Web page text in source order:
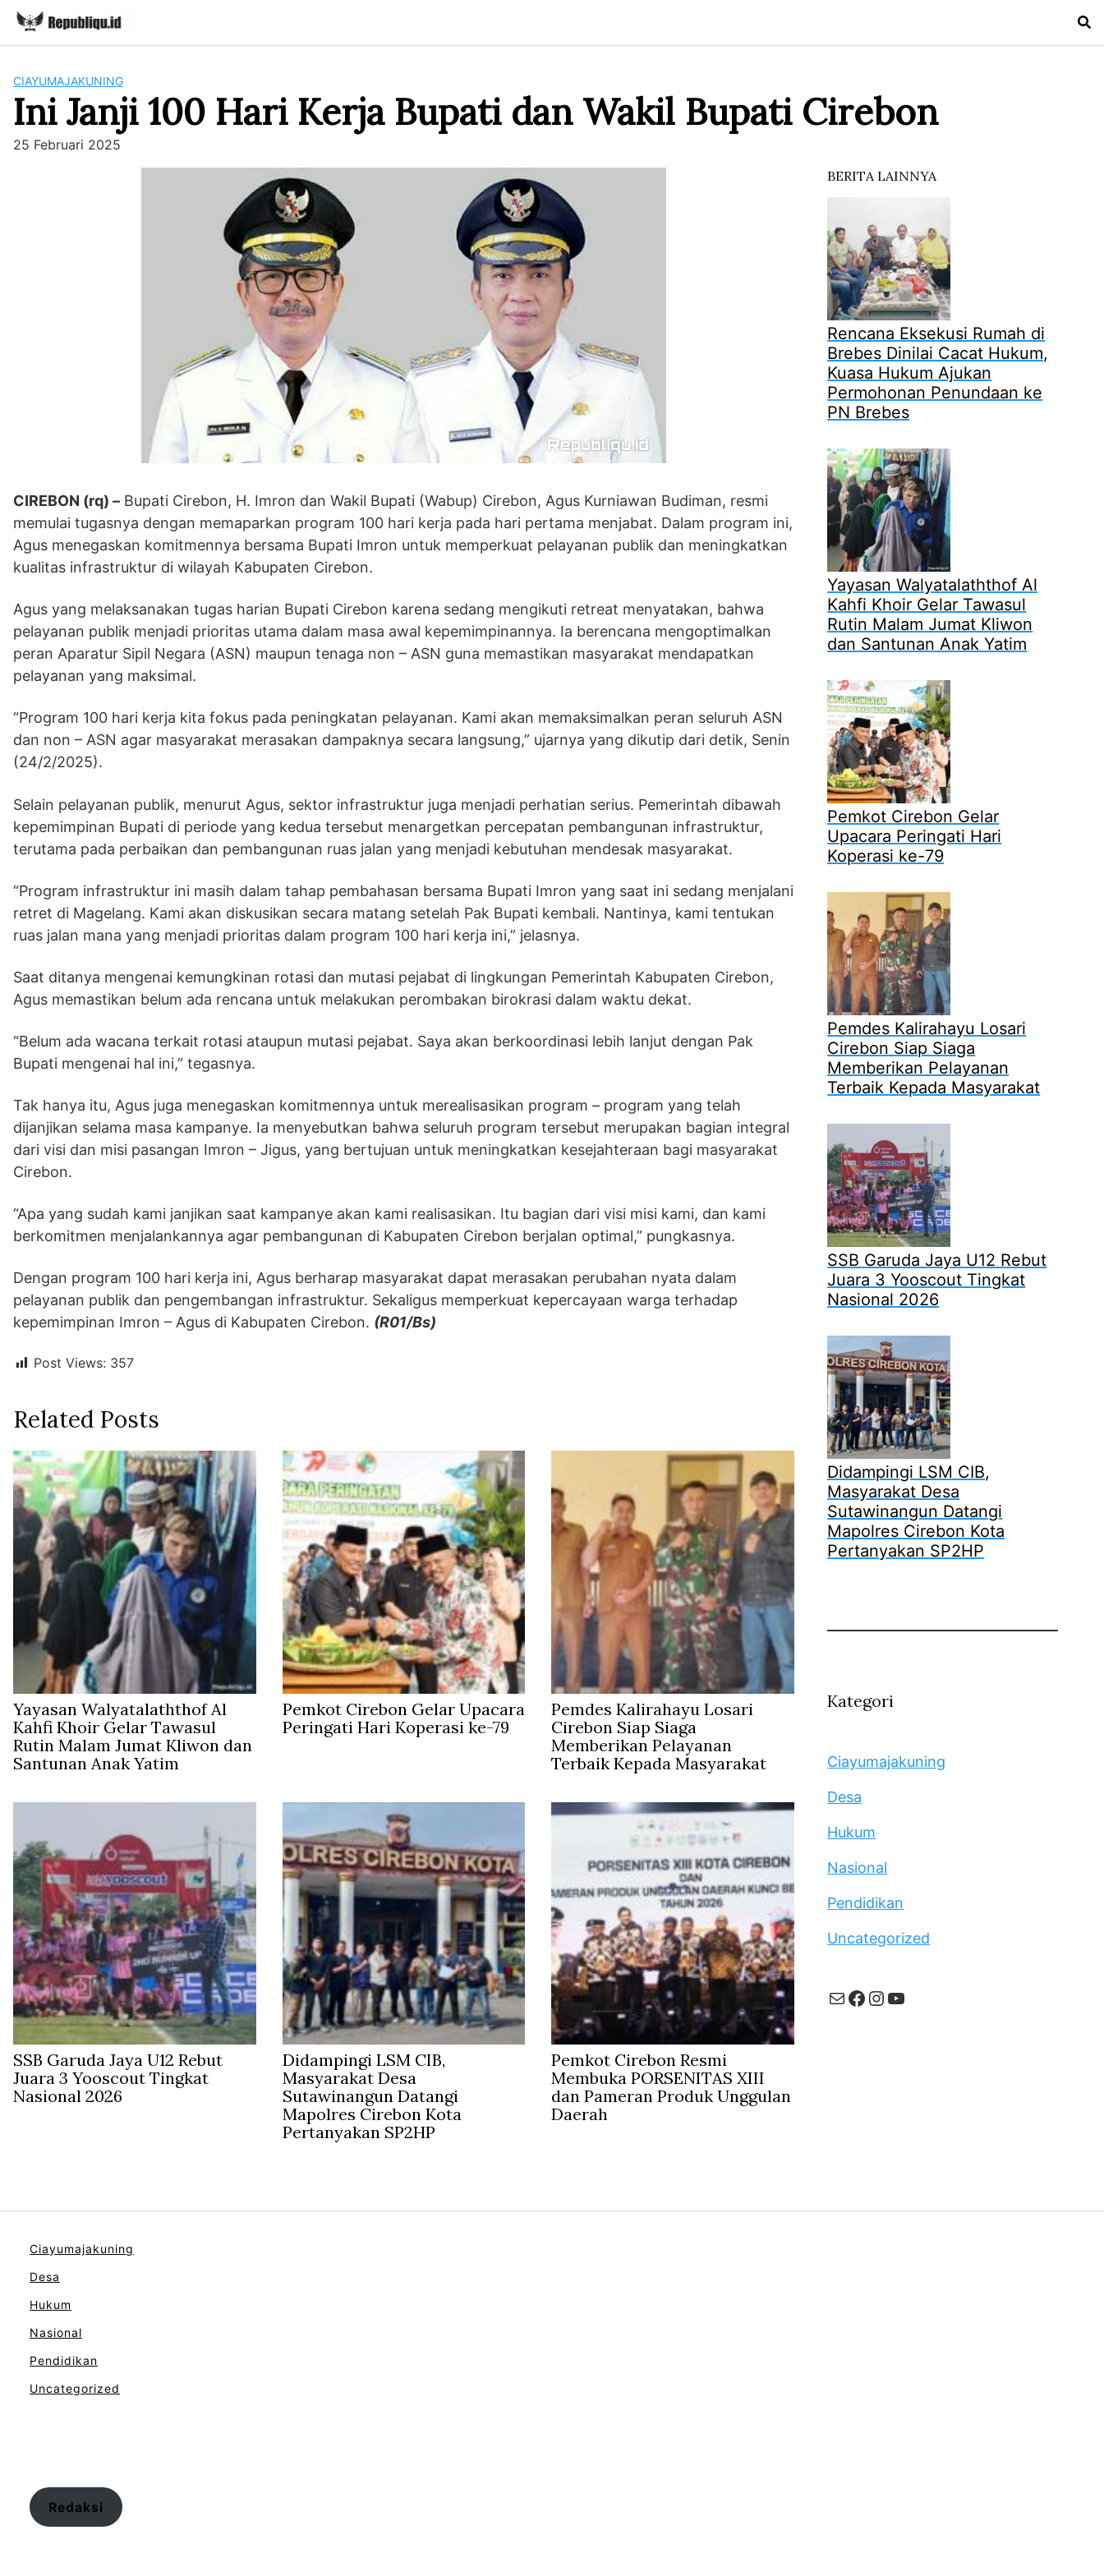
Skip
content
CIAYUMAJAKUNING
Ini Janji 100 Hari Kerja Bupati dan Wakil Bupati Cirebon
25 Februari 2025
CIREBON (rq) – Bupati Cirebon, H. Imron dan Wakil Bupati (Wabup) Cirebon, Agus Kurniawan Budiman, resmi
memulai tugasnya dengan memaparkan program 100 hari kerja pada hari pertama menjabat. Dalam program ini,
Agus menegaskan komitmennya bersama Bupati Imron untuk memperkuat pelayanan publik dan meningkatkan
kualitas infrastruktur di wilayah Kabupaten Cirebon.
Agus yang melaksanakan tugas harian Bupati Cirebon karena sedang mengikuti retreat menyatakan, bahwa
pelayanan publik menjadi prioritas utama dalam masa awal kepemimpinannya. Ia berencana mengoptimalkan
peran Aparatur Sipil Negara (ASN) maupun tenaga non – ASN guna memastikan masyarakat mendapatkan
pelayanan yang maksimal.
“Program 100 hari kerja kita fokus pada peningkatan pelayanan. Kami akan memaksimalkan peran seluruh ASN
dan non – ASN agar masyarakat merasakan dampaknya secara langsung,” ujarnya yang dikutip dari detik, Senin
(24/2/2025).
Selain pelayanan publik, menurut Agus, sektor infrastruktur juga menjadi perhatian serius. Pemerintah dibawah
kepemimpinan Bupati di periode yang kedua tersebut menargetkan percepatan pembangunan infrastruktur,
terutama pada perbaikan dan pembangunan ruas jalan yang menjadi kebutuhan mendesak masyarakat.
“Program infrastruktur ini masih dalam tahap pembahasan bersama Bupati Imron yang saat ini sedang menjalani
retret di Magelang. Kami akan diskusikan secara matang setelah Pak Bupati kembali. Nantinya, kami tentukan
ruas jalan mana yang menjadi prioritas dalam program 100 hari kerja ini,” jelasnya.
Saat ditanya mengenai kemungkinan rotasi dan mutasi pejabat di lingkungan Pemerintah Kabupaten Cirebon,
Agus memastikan belum ada rencana untuk melakukan perombakan birokrasi dalam waktu dekat.
“Belum ada wacana terkait rotasi ataupun mutasi pejabat. Saya akan berkoordinasi lebih lanjut dengan Pak
Bupati mengenai hal ini,” tegasnya.
Tak hanya itu, Agus juga menegaskan komitmennya untuk merealisasikan program – program yang telah
dijanjikan selama masa kampanye. Ia menyebutkan bahwa seluruh program tersebut merupakan bagian integral
dari visi dan misi pasangan Imron – Jigus, yang bertujuan untuk meningkatkan kesejahteraan bagi masyarakat
Cirebon.
“Apa yang sudah kami janjikan saat kampanye akan kami realisasikan. Itu bagian dari visi misi kami, dan kami
berkomitmen menjalankannya agar pembangunan di Kabupaten Cirebon berjalan optimal,” pungkasnya.
Dengan program 100 hari kerja ini, Agus berharap masyarakat dapat merasakan perubahan nyata dalam
pelayanan publik dan pengembangan infrastruktur. Sekaligus memperkuat kepercayaan warga terhadap
kepemimpinan Imron – Agus di Kabupaten Cirebon. (R01/Bs)
Post Views: 357
Related Posts
Yayasan Walyatalaththof Al
Kahfi Khoir Gelar Tawasul
Rutin Malam Jumat Kliwon dan
Santunan Anak Yatim
Pemkot Cirebon Gelar Upacara
Peringati Hari Koperasi ke-79
Pemdes Kalirahayu Losari
Cirebon Siap Siaga
Memberikan Pelayanan
Terbaik Kepada Masyarakat
SSB Garuda Jaya U12 Rebut
Juara 3 Yooscout Tingkat
Nasional 2026
Didampingi LSM CIB,
Masyarakat Desa
Sutawinangun Datangi
Mapolres Cirebon Kota
Pertanyakan SP2HP
Pemkot Cirebon Resmi
Membuka PORSENITAS XIII
dan Pameran Produk Unggulan
Daerah
BERITA LAINNYA
Rencana Eksekusi Rumah di
Brebes Dinilai Cacat Hukum,
Kuasa Hukum Ajukan
Permohonan Penundaan ke
PN Brebes
Yayasan Walyatalaththof Al
Kahfi Khoir Gelar Tawasul
Rutin Malam Jumat Kliwon
dan Santunan Anak Yatim
Pemkot Cirebon Gelar
Upacara Peringati Hari
Koperasi ke-79
Pemdes Kalirahayu Losari
Cirebon Siap Siaga
Memberikan Pelayanan
Terbaik Kepada Masyarakat
SSB Garuda Jaya U12 Rebut
Juara 3 Yooscout Tingkat
Nasional 2026
Didampingi LSM CIB,
Masyarakat Desa
Sutawinangun Datangi
Mapolres Cirebon Kota
Pertanyakan SP2HP
Kategori
Ciayumajakuning
Desa
Hukum
Nasional
Pendidikan
Uncategorized
MailFacebook
Instagram
YouTube
Ciayumajakuning
Desa
Hukum
Nasional
Pendidikan
Uncategorized
Redaksi